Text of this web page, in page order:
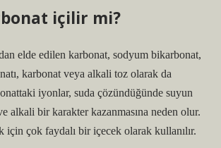
içilir mi?
elde edilen karbonat, sodyum bikarbonat,
karbonat veya alkali toz olarak da
iyonlar, suda çözündüğünde suyun
alkali bir karakter kazanmasına neden olur.
için çok faydalı bir içecek olarak kullanılır.